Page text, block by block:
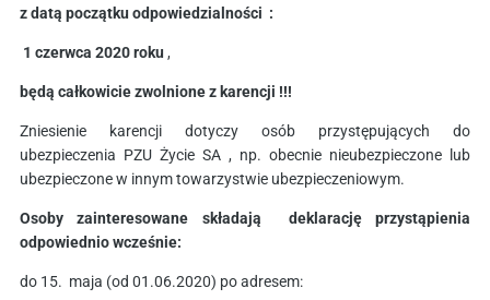
z datą początku odpowiedzialności :
1 czerwca 2020 roku ,
będą całkowicie zwolnione z karencji !!!
Zniesienie karencji dotyczy osób przystępujących do
ubezpieczenia PZU Życie SA , np. obecnie nieubezpieczone lub
ubezpieczone w innym towarzystwie ubezpieczeniowym.
Osoby zainteresowane składają deklarację przystąpienia
odpowiednio wcześnie:
do 15. maja (od 01.06.2020) po adresem: